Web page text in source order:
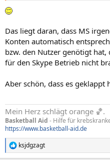
Das liegt daran, dass MS
Konten automatisch
bzw. den Nutzer genötigt hat,
für den Skype Betrieb nicht
Aber schön, dass es geklappt
Mein Herz schlägt orange 🏀.
Basketball Aid - Hilfe für
https://www.basketball-aid.de
R
e
ksjdgzagt